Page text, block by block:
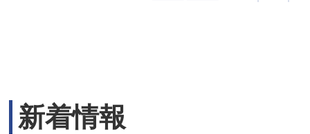
新着情報